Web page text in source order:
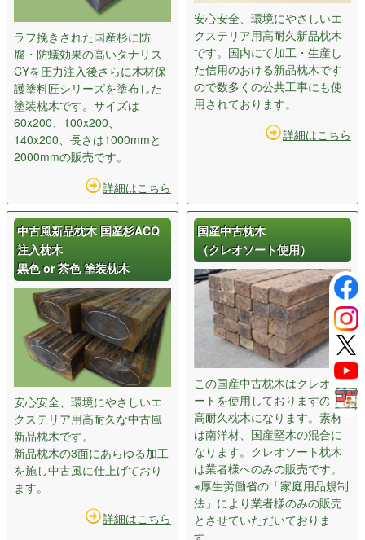
ラフ挽きされた国産杉に防
腐・防蟻効果の高いタナリス
CYを圧力注入後さらに木材保
護塗料匠シリーズを塗布した
塗装枕木です。サイズは
60x200、100x200、
140x200、長さは1000mmと
2000mmの販売です。
詳細はこちら
安心安全、環境にやさしいエ
クステリア用高耐久新品枕木
です。国内にて加工・生産し
た信用のおける新品枕木です
ので数多くの公共工事にも使
用されております。
詳細はこちら
中古風新品枕木 国産杉ACQ
注入枕木
黒色 or 茶色 塗装枕木
安心安全、環境にやさしいエ
クステリア用高耐久な中古風
新品枕木です。
新品枕木の3面にあらゆる加工
を施し中古風に仕上げており
ます。
詳細はこちら
国産中古枕木
（クレオソート使用）
この国産中古枕木はクレオソ
ートを使用しておりますので
高耐久枕木になります。素材
は南洋材、国産堅木の混合に
なります。クレオソート枕木
は業者様へのみの販売です。
※厚生労働省の「家庭用品規制
法」により業者様のみの販売
とさせていただいておりま
す。